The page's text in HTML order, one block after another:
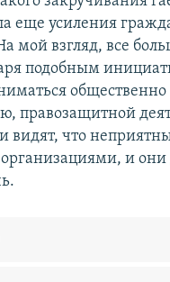
еще усиления
мой взгляд, все
подобным
общественно
правозащитной
видят, что
организациями, и